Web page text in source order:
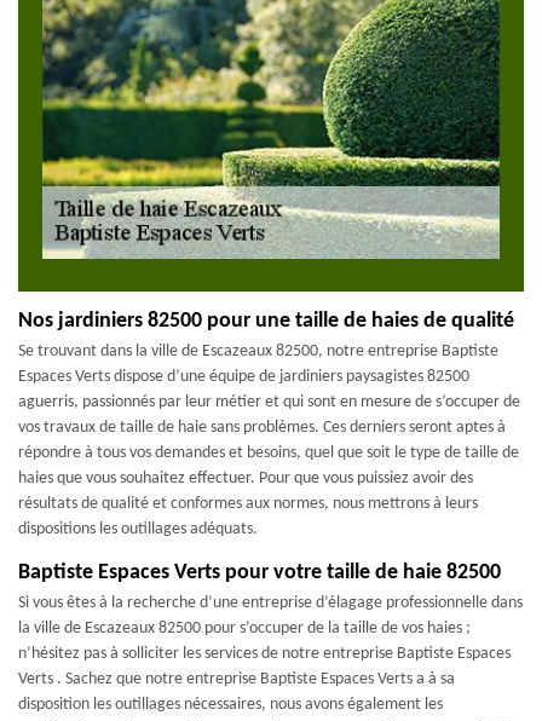
Nos jardiniers 82500 pour une taille de haies de qualité
Se trouvant dans la ville de Escazeaux 82500, notre entreprise Baptiste
Espaces Verts dispose d’une équipe de jardiniers paysagistes 82500
aguerris, passionnés par leur métier et qui sont en mesure de s’occuper de
vos travaux de taille de haie sans problèmes. Ces derniers seront aptes à
répondre à tous vos demandes et besoins, quel que soit le type de taille de
haies que vous souhaitez effectuer. Pour que vous puissiez avoir des
résultats de qualité et conformes aux normes, nous mettrons à leurs
dispositions les outillages adéquats.
Baptiste Espaces Verts pour votre taille de haie 82500
Si vous êtes à la recherche d’une entreprise d’élagage professionnelle dans
la ville de Escazeaux 82500 pour s’occuper de la taille de vos haies ;
n’hésitez pas à solliciter les services de notre entreprise Baptiste Espaces
Verts . Sachez que notre entreprise Baptiste Espaces Verts a à sa
disposition les outillages nécessaires, nous avons également les